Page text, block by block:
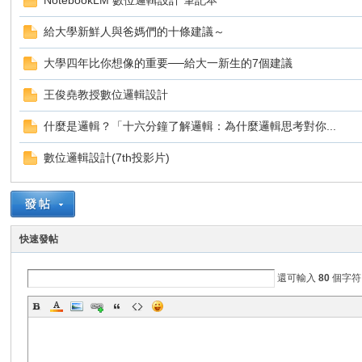
帆
給大學新鮮人與爸媽們的十條建議～
大學四年比你想像的重要──給大一新生的7個建議
王俊堯教授數位邏輯設計
什麼是邏輯？「十六分鐘了解邏輯：為什麼邏輯思考對你...
數位邏輯設計(7th投影片)
快速發帖
還可輸入80 個字符